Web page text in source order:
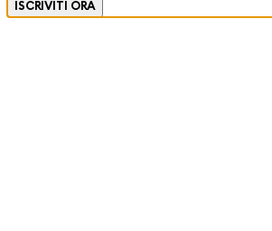
ISCRIVITI ORA